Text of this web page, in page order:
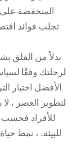
المنخفضة
تجلب فوائد
بدلاً من القلق
لرحلتك وفقًا
الأفضل اختيار
لتطوير العصر ، لا
للأفراد فحسب
للبيئة. ، نمط